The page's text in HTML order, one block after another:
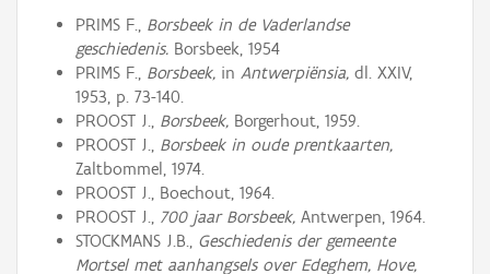
PRIMS F., Borsbeek in de Vaderlandse
geschiedenis. Borsbeek, 1954
PRIMS F., Borsbeek,in Antwerpiënsia,dl. XXIV,
1953, p. 73-140.
PROOST J., Borsbeek, Borgerhout, 1959.
PROOST J., Borsbeek in oude prentkaarten,
Zaltbommel, 1974.
PROOST J., Boechout, 1964.
PROOST J., 700 jaar Borsbeek, Antwerpen, 1964.
STOCKMANS J.B., Geschiedenis der gemeente
Mortsel met aanhangsels over Edeghem, Hove,